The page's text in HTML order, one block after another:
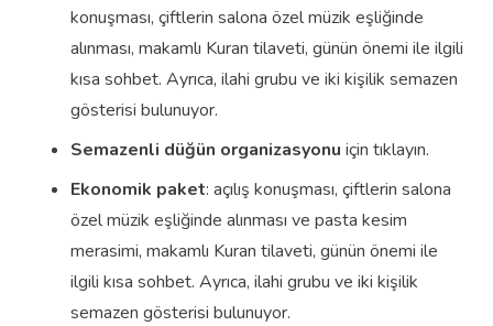
konuşması, çiftlerin salona özel müzik eşliğinde
alınması, makamlı Kuran tilaveti, günün önemi ile ilgili
kısa sohbet. Ayrıca, ilahi grubu ve iki kişilik semazen
gösterisi bulunuyor.
Semazenli düğün organizasyonu için tıklayın.
Ekonomik paket: açılış konuşması, çiftlerin salona
özel müzik eşliğinde alınması ve pasta kesim
merasimi, makamlı Kuran tilaveti, günün önemi ile
ilgili kısa sohbet. Ayrıca, ilahi grubu ve iki kişilik
semazen gösterisi bulunuyor.